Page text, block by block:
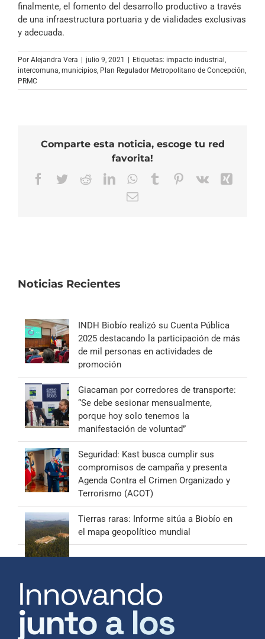
finalmente, el fomento del desarrollo productivo a través
de una infraestructura portuaria y de vialidades exclusivas
y adecuada.
Por Alejandra Vera | julio 9, 2021 | Etiquetas: impacto industrial
intercomuna municipios Plan Regulador Metropolitano de Concepción
PRMC
Comparte esta noticia, escoge tu red
favorita!
Facebook
TwitterRedditLinkedInWhatsApp
TumblrPinterest
Vk
Xing
Correo
Noticias Recientes
INDH Biobío realizó su Cuenta Pública
2025 destacando la participación de más
de mil personas en actividades de
promoción
Giacaman por corredores de transporte:
“Se debe sesionar mensualmente,
porque hoy solo tenemos la
manifestación de voluntad”
Seguridad: Kast busca cumplir sus
compromisos de campaña y presenta
Agenda Contra el Crimen Organizado y
Terrorismo (ACOT)
Tierras raras: Informe sitúa a Biobío en
el mapa geopolítico mundial
Innovando
junto a los